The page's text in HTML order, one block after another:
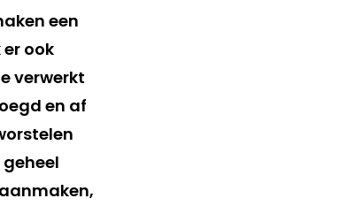
een
ook
verwerkt
en af